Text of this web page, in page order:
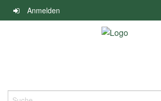
Navigation
überspringen
Anmelden
Suche